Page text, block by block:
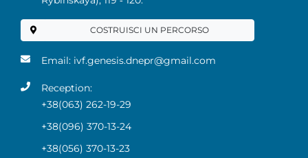
COSTRUISCI UN PERCORSO
Email: ivf.genesis.dnepr@gmail.com
Reception:
+38(063) 262-19-29
+38(096) 370-13-24
+38(056) 370-13-23